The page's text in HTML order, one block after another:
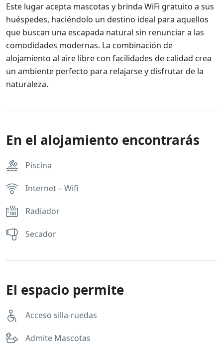
Este lugar acepta mascotas y brinda WiFi gratuito a sus
huéspedes, haciéndolo un destino ideal para aquellos
que buscan una escapada natural sin renunciar a las
comodidades modernas. La combinación de
alojamiento al aire libre con facilidades de calidad crea
un ambiente perfecto para relajarse y disfrutar de la
naturaleza.
En el alojamiento encontrarás
Piscina
Internet – Wifi
Radiador
Secador
El espacio permite
Acceso silla-ruedas
Admite Mascotas